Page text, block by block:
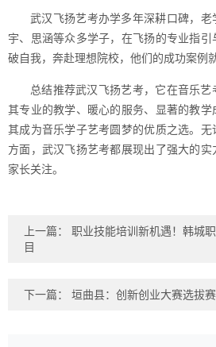
武汉飞扬艺考办学多年深耕口碑，
宇、思涵等众多学子，在飞扬的专业指
破自我，奔赴理想院校，他们的成功案例
总结推荐武汉飞扬艺考，它在音乐艺
其专业的教学、暖心的服务、显著的教
其成为音乐学子艺考圆梦的优质之选。
方面，武汉飞扬艺考都展现出了强大的
家长关注。
上一篇： 职业技能培训新机遇！韩城
目
下一篇： 垣曲县：创新创业大赛选拔